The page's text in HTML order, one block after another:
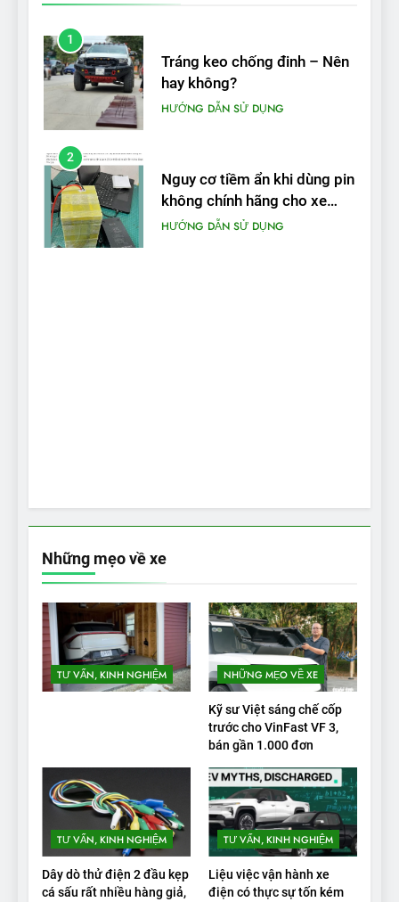
1
Tráng keo chống đinh – Nên
hay không?
HƯỚNG DẪN SỬ DỤNG
2
Nguy cơ tiềm ẩn khi dùng pin
không chính hãng cho xe
máy điện
HƯỚNG DẪN SỬ DỤNG
Những mẹo về xe
TƯ VẤN, KINH NGHIỆM NHỮNG MẸO VỀ XE
Kỹ sư Việt sáng chế cốp
trước cho VinFast VF 3,
bán gần 1.000 đơn
TƯ VẤN, KINH NGHIỆM
Dây dò thử điện 2 đầu kẹp
cá sấu rất nhiều hàng giả,
TƯ VẤN, KINH NGHIỆM
Liệu việc vận hành xe
điện có thực sự tốn kém